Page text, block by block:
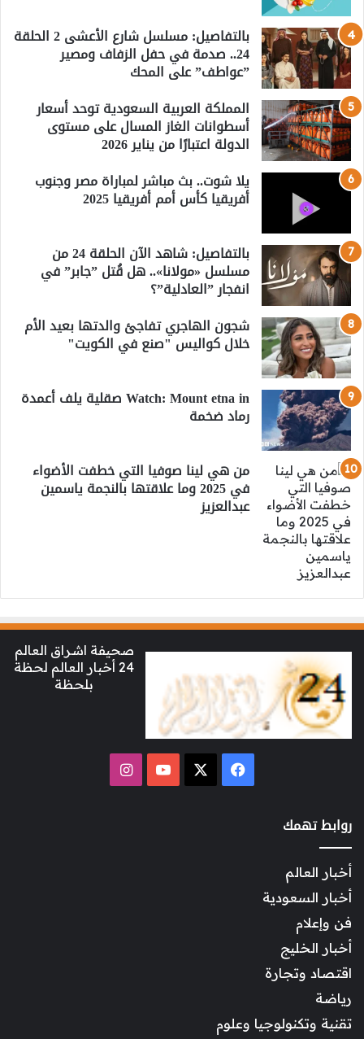
بالتفاصيل: مسلسل شارع الأعشى 2 الحلقة
24.. صدمة في حفل الزفاف ومصير
”عواطف” على المحك
المملكة العربية السعودية توحد أسعار
أسطوانات الغاز المسال على مستوى
الدولة اعتبارًا من يناير 2026
يلا شوت.. بث مباشر لمباراة مصر وجنوب
أفريقيا كأس أمم أفريقيا 2025
بالتفاصيل: شاهد الآن الحلقة 24 من
مسلسل «مولانا».. هل قُتل ”جابر” في
انفجار ”العادلية”؟
شجون الهاجري تفاجئ والدتها بعيد الأم
خلال كواليس "صنع في الكويت"
Watch: Mount etna in صقلية يلف أعمدة
رماد ضخمة
من هي لينا صوفيا التي خطفت الأضواء
في 2025 وما علاقتها بالنجمة ياسمين
عبدالعزيز
صحيفة اشراق العالم
24 أخبار العالم لحظة
بلحظة
فيسبوك ‫YouTubeانستقرام
روابط تهمك
أخبار العالم
أخبار السعودية
فن وإعلام
أخبار الخليج
اقتصاد وتجارة
رياضة
تقنية وتكنولوجيا وعلوم